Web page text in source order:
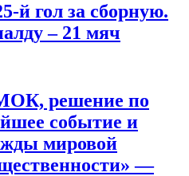
й гол за сборную.
– 21 мяч
решение по
событие и
мировой
—